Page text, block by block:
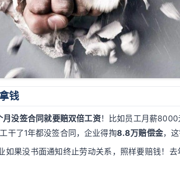
钱
月没签合同就要赔双倍工资！比如员工月薪8000
干了1年都没签合同，企业得掏8.8万赔偿金，
如果没书面通知终止劳动关系，照样要赔钱！